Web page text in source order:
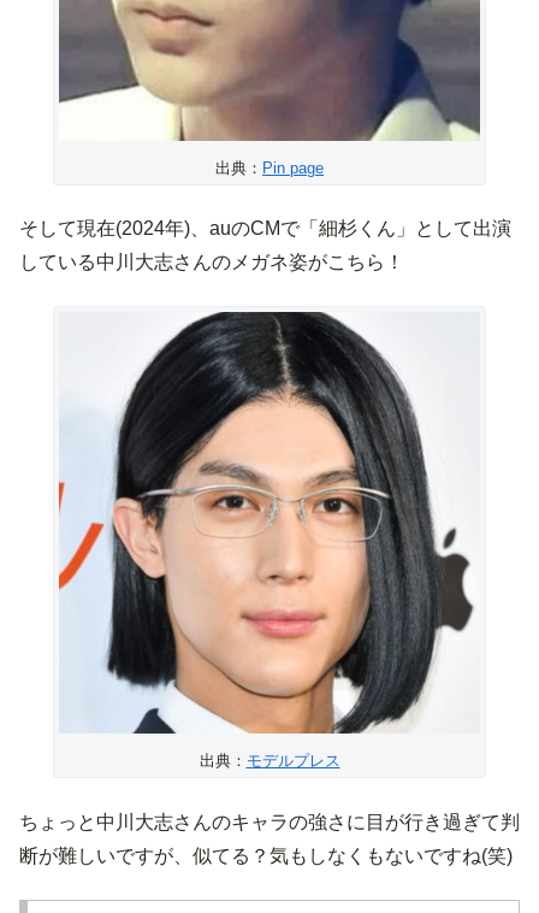
出典： Pin page
そして現在(2024年)、auのCMで「細杉くん」として出演
している中川大志さんのメガネ姿がこちら！
出典： モデルプレス
ちょっと中川大志さんのキャラの強さに目が行き過ぎて判
断が難しいですが、似てる？気もしなくもないですね(笑)